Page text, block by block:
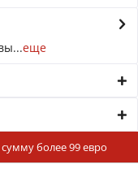
еще
сумму более 99 евро